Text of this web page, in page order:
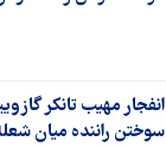
انفجار مهیب تانکر
سوختن راننده میان